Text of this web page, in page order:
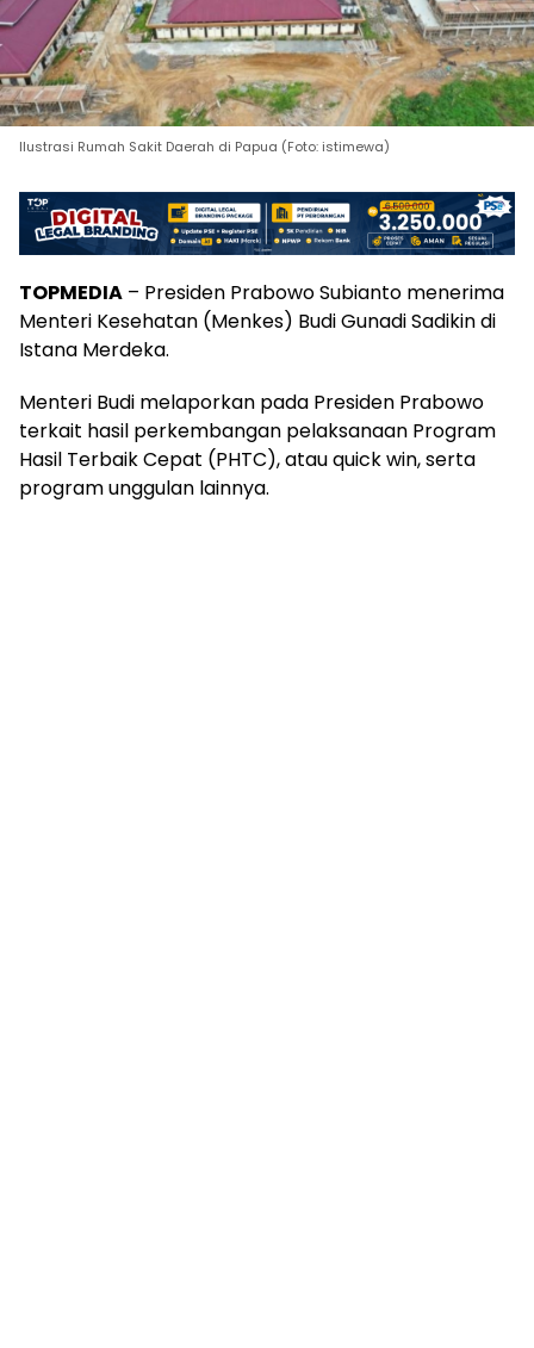
Ilustrasi Rumah Sakit Daerah di Papua (Foto: istimewa)
TOPMEDIA – Presiden Prabowo Subianto menerima
Menteri Kesehatan (Menkes) Budi Gunadi Sadikin di
Istana Merdeka.
Menteri Budi melaporkan pada Presiden Prabowo
terkait hasil perkembangan pelaksanaan Program
Hasil Terbaik Cepat (PHTC), atau quick win, serta
program unggulan lainnya.